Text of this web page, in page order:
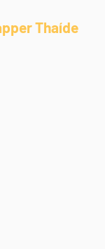
Thaíde